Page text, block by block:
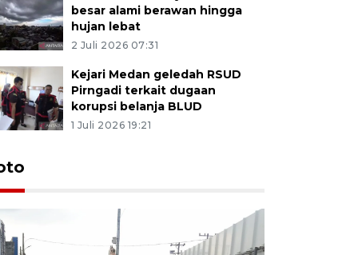
besar alami berawan hingga
hujan lebat
2 Juli 2026 07:31
Kejari Medan geledah RSUD
Pirngadi terkait dugaan
korupsi belanja BLUD
1 Juli 2026 19:21